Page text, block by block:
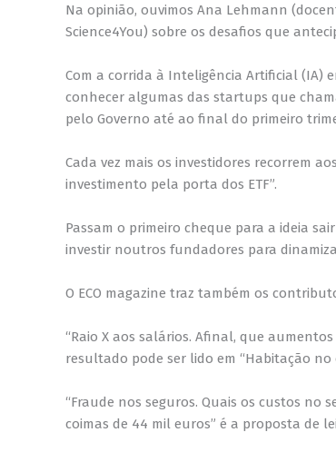
Na opinião, ouvimos Ana Lehmann
Science4You) sobre os desafios que
Com a corrida à Inteligência Artificial (IA)
conhecer algumas das startups que
pelo Governo até ao final do primeiro
Cada vez mais os investidores recorrem
investimento pela porta dos ETF”.
Passam o primeiro cheque para a ideia
investir noutros fundadores para
O ECO magazine traz também os
“Raio X aos salários. Afinal, que
resultado pode ser lido em “Habitação no
“Fraude nos seguros. Quais os custos no
coimas de 44 mil euros” é a proposta de